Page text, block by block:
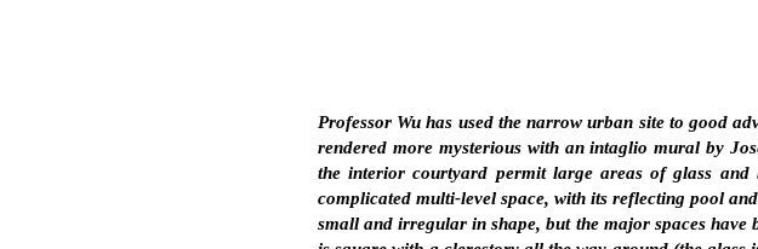
Professor Wu has used the narrow urban site to good
rendered more mysterious with an intaglio mural by
the interior courtyard permit large areas of glass
complicated multi-level space, with its reflecting pool
small and irregular in shape, but the major spaces